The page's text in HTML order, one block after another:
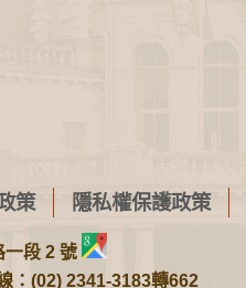
策 隱私權保護政策
一段 2 號
：(02) 2341-3183轉662